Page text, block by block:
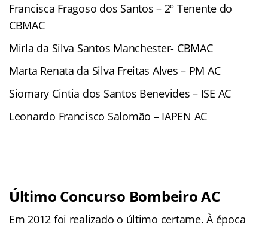
Francisca Fragoso dos Santos – 2º Tenente do
CBMAC
Mirla da Silva Santos Manchester- CBMAC
Marta Renata da Silva Freitas Alves – PM AC
Siomary Cintia dos Santos Benevides – ISE AC
Leonardo Francisco Salomão – IAPEN AC
Último Concurso Bombeiro AC
Em 2012 foi realizado o último certame. À época